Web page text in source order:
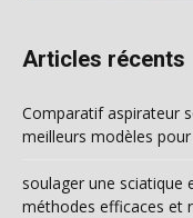
Articles récents
Comparatif aspirateur
meilleurs modèles
soulager une sciatique
méthodes efficaces et